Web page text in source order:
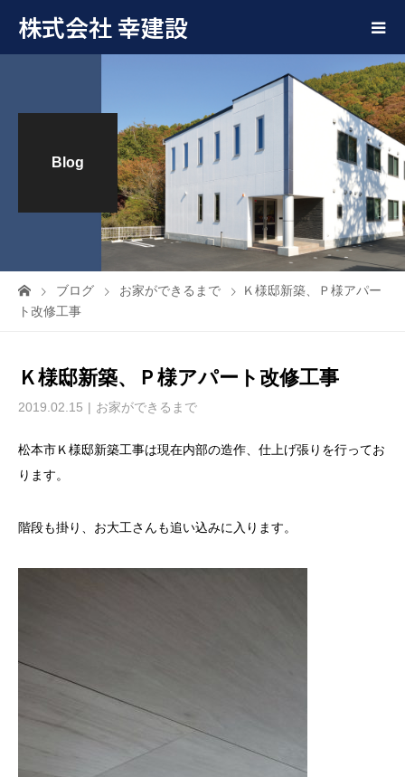
株式会社 幸建設
Blog
ブログ お家ができるまで
Ｋ様邸新築、Ｐ様アパー
ト改修工事
Ｋ様邸新築、Ｐ様アパート改修工事
2019.02.15 お家ができるまで
松本市Ｋ様邸新築工事は現在内部の造作、仕上げ張りを行ってお
ります。
階段も掛り、お大工さんも追い込みに入ります。